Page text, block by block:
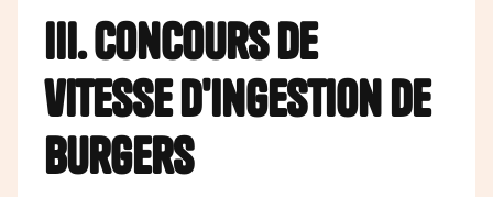
III. Concours de
vitesse d'ingestion de
burgers